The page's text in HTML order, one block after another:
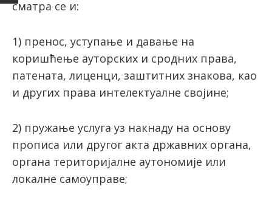
сматра се и:
1) пренос, уступање и давање на
коришћење ауторских и сродних права,
патената, лиценци, заштитних знакова, као
и других права интелектуалне својине;
2) пружање услуга уз накнаду на основу
прописа или другог акта државних органа,
органа територијалне аутономије или
локалне самоуправе;